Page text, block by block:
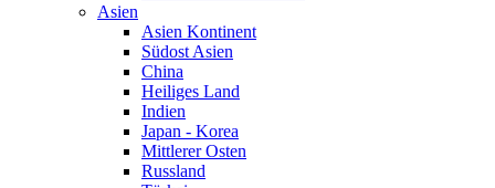
Asien
Asien Kontinent
Südost Asien
China
Heiliges Land
Indien
Japan - Korea
Mittlerer Osten
Russland